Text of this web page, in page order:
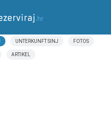
UNTERKUNFT SINJ FOTOS
ARTIKEL